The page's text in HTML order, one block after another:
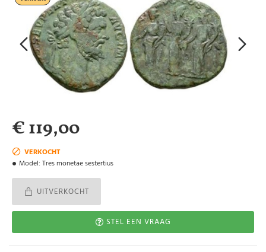
VERKOCHT
Model: Tres monetae sestertius
€ 119,00
UITVERKOCHT
STEL EEN VRAAG